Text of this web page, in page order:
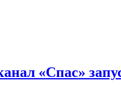
«Спас»